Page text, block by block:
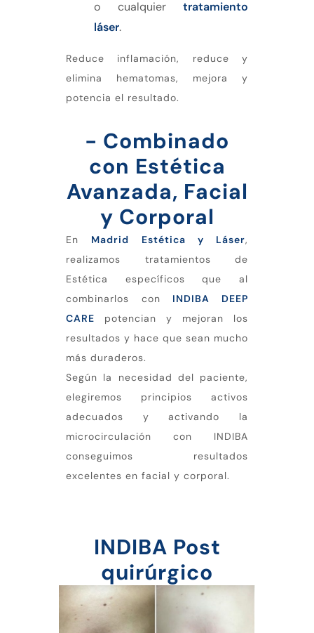
o cualquier tratamiento
láser.
Reduce inflamación, reduce y
elimina hematomas, mejora y
potencia el resultado.
- Combinado
con Estética
Avanzada, Facial
y Corporal
En Madrid Estética y Láser,
realizamos tratamientos de
Estética específicos que al
combinarlos con INDIBA DEEP
CARE potencian y mejoran los
resultados y hace que sean mucho
más duraderos.
Según la necesidad del paciente,
elegiremos principios activos
adecuados y activando la
microcirculación con INDIBA
conseguimos resultados
excelentes en facial y corporal.
INDIBA Post
quirúrgico